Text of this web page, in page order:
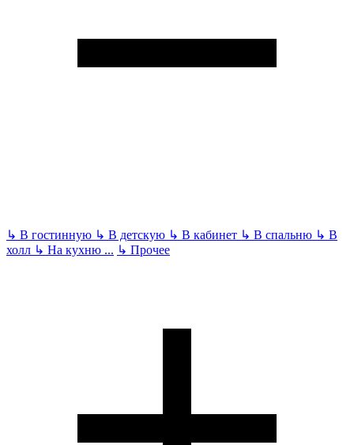
↳ В гостинную ↳ В детскую ↳ В кабинет ↳ В спальню ↳ В
холл ↳ На кухню ... ↳ Прочее